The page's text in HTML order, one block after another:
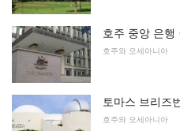
호주 중앙 은
호주와 오세아니아
토마스 브리즈
호주와 오세아니아